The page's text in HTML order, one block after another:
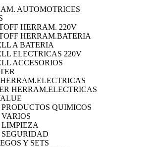
AUTOMOTRICES
HERRAM. 220V
HERRAM.BATERIA
A BATERIA
ELECTRICAS 220V
ACCESORIOS
HERRAM.ELECTRICAS
PRODUCTOS QUIMICOS
VARIOS
LIMPIEZA
SEGURIDAD
Y SETS